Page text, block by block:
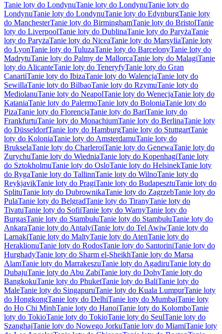
Tanie loty do LondynuTanie loty do LondynuTanie loty do
LondynuTanie loty do LondynuTanie loty do EdynburgTanie loty
do ManchesterTanie loty do BirminghamTanie loty do BristolTanie
loty do LiverpoolTanie loty do DublinaTanie loty do ParyżaTanie
loty do ParyżaTanie loty do NiceaTanie loty do MarsyliaTanie loty
do LyonTanie loty do TuluzaTanie loty do BarcelonyTanie loty do
MadrytuTanie loty do Palmy de MallorcaTanie loty do MalagiTanie
loty do AlicanteTanie loty do TeneryfyTanie loty do Gran
CanariiTanie loty do IbizaTanie loty do WalencjaTanie loty do
SewillaTanie loty do BilbaoTanie loty do RzymuTanie loty do
MediolanuTanie loty do NeapolTanie loty do WenecjaTanie loty do
KataniaTanie loty do PalermoTanie loty do BoloniaTanie loty do
PizaTanie loty do FlorencjaTanie loty do BariTanie loty do
FrankfurtuTanie loty do MonachiumTanie loty do BerlinaTanie loty
do DüsseldorfTanie loty do HamburgTanie loty do StuttgartTanie
loty do KoloniaTanie loty do AmsterdamuTanie loty do
BrukselaTanie loty do CharleroiTanie loty do GenewaTanie loty do
ZurychuTanie loty do WiedniaTanie loty do KopenhagiTanie loty
do SztokholmuTanie loty do OsloTanie loty do HelsinekTanie loty
do RygaTanie loty do TallinnTanie loty do WilnoTanie loty do
ReykjavikTanie loty do PragiTanie loty do BudapesztuTanie loty do
SplituTanie loty do DubrownikaTanie loty do ZagrzebTanie loty do
PulaTanie loty do BelgradTanie loty do TiranyTanie loty do
TivatuTanie loty do SofiiTanie loty do WarnyTanie loty do
BurgasTanie loty do StambułuTanie loty do StambułuTanie loty do
AnkaraTanie loty do AntalyiTanie loty do Tel AwiwTanie loty do
LarnakiTanie loty do MaltyTanie loty do AtenTanie loty do
HeraklionuTanie loty do RodosTanie loty do SantoriniTanie loty do
HurghadyTanie loty do Sharm el-SheikhTanie loty do Marsa
AlamTanie loty do MarrakeszuTanie loty do AgadiruTanie loty do
DubajuTanie loty do Abu ZabiTanie loty do DohyTanie loty do
BangkokuTanie loty do PhuketTanie loty do BaliTanie loty do
MaleTanie loty do SingapuruTanie loty do Kuala LumpurTanie loty
do HongkongTanie loty do DelhiTanie loty do MumbajTanie loty
do Ho Chi MinhTanie loty do HanoiTanie loty do KolomboTanie
loty do TokioTanie loty do TokioTanie loty do SeulTanie loty do
SzanghajTanie loty do Nowego JorkuTanie loty do MiamiTanie loty